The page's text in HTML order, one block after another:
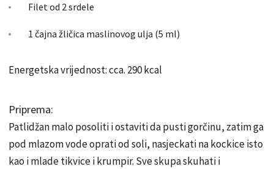
Filet od 2 srdele
1 čajna žličica maslinovog ulja (5 ml)
Energetska vrijednost: cca. 290 kcal
Priprema:
Patlidžan malo posoliti i ostaviti da pusti gorčinu, zatim ga
pod mlazom vode oprati od soli, nasjeckati na kockice isto
kao i mlade tikvice i krumpir. Sve skupa skuhati i